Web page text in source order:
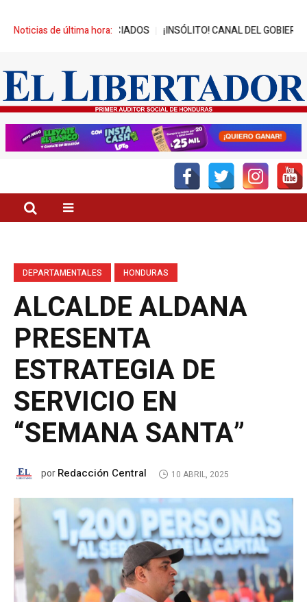
Noticias de última hora:
BENEFICIADOS ¡INSÓLITO! CANAL DEL GOBIERNO PROMUEVE
DEPARTAMENTALES HONDURAS
ALCALDE ALDANA
PRESENTA
ESTRATEGIA DE
SERVICIO EN
“SEMANA SANTA”
porRedacción Central 10 ABRIL, 2025